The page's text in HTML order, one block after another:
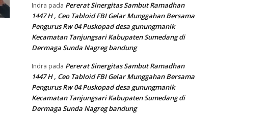
Indra pada Pererat Sinergitas Sambut Ramadhan
1447 H , Ceo Tabloid FBI Gelar Munggahan Bersama
Pengurus Rw 04 Puskopad desa gunungmanik
Kecamatan Tanjungsari Kabupaten Sumedang di
Dermaga Sunda Nagreg bandung
Indra pada Pererat Sinergitas Sambut Ramadhan
1447 H , Ceo Tabloid FBI Gelar Munggahan Bersama
Pengurus Rw 04 Puskopad desa gunungmanik
Kecamatan Tanjungsari Kabupaten Sumedang di
Dermaga Sunda Nagreg bandung